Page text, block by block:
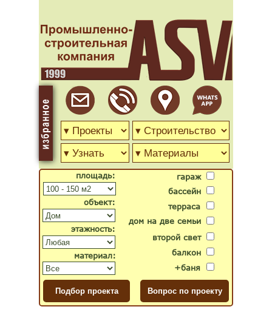
гараж
бассейн
второй свет
дом на две семьи
терраса
балкон
+баня
объект:
материал:
площадь:
этажность: